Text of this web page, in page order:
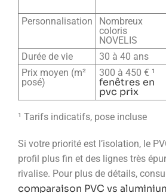
Personnalisation
Nombreux
coloris
NOVELIS
Durée de vie
30 à 40 ans
Prix moyen (m²
posé)
300 à 450 € ¹
fenêtres en
pvc prix
¹ Tarifs indicatifs, pose incluse
Si votre priorité est l’isolation, le
profil plus fin et des lignes très
rivalise. Pour plus de détails,
comparaison PVC vs